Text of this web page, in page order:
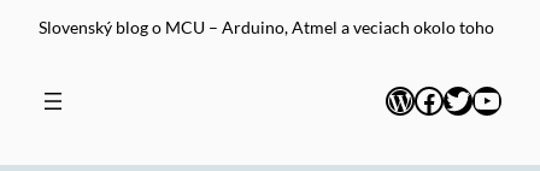
Slovenský blog o MCU – Arduino, Atmel a veciach okolo toho
WordPress
Facebook
Twitter